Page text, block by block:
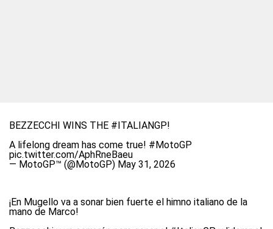
BEZZECCHI WINS THE #ITALIANGP!
A lifelong dream has come true! #MotoGP
pic.twitter.com/AphRneBaeu
— MotoGP™ (@MotoGP) May 31, 2026
¡En Mugello va a sonar bien fuerte el himno italiano de la
mano de Marco!